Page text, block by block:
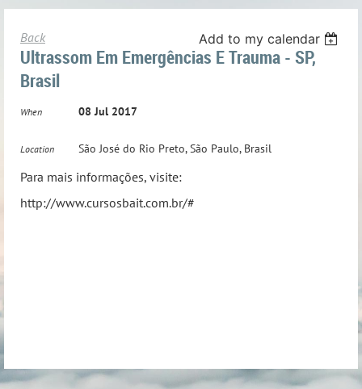
Back Add to my calendar
Ultrassom Em Emergências E Trauma - SP,
Brasil
When 08 Jul 2017
Location São José do Rio Preto, São Paulo, Brasil
Para mais informações, visite:
http://www.cursosbait.com.br/#